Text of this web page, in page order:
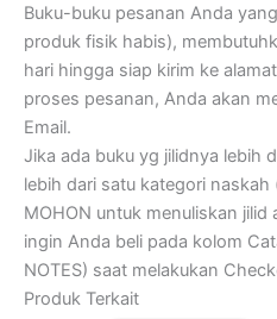
Buku-buku pesanan Anda
produk fisik habis),
hari hingga siap kirim ke
proses pesanan, Anda akan
Email.
Jika ada buku yg jilidnya lebih
lebih dari satu kategori
MOHON untuk menuliskan
ingin Anda beli pada kolom
NOTES) saat melakukan
Produk Terkait